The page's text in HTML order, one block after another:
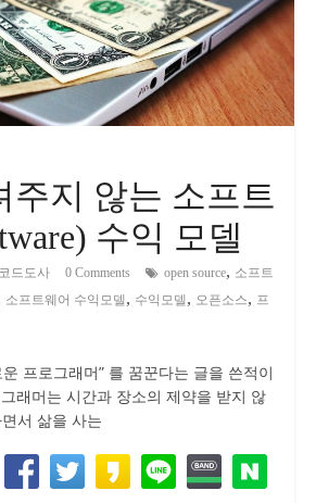
주지 않는 소프트
수익 모델
코드도사 0 Comments open source, 소프트
소프트웨어 수익모델 , 수익모델 , 오픈소스, 프
프로그래머” 를 꿈꾼다는 글을 쓴적이
래머는 시간과 장소의 제약을 받지 않
서 삶을 사는